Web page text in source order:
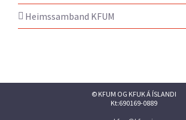
Heimssamband KFUM
© KFUM OG KFUK Á ÍSLANDI
Kt:690169-0889